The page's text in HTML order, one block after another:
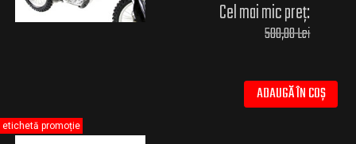
Cel mai mic preț:
500,00 Lei
ADAUGĂ ÎN COȘ
etichetă promoție